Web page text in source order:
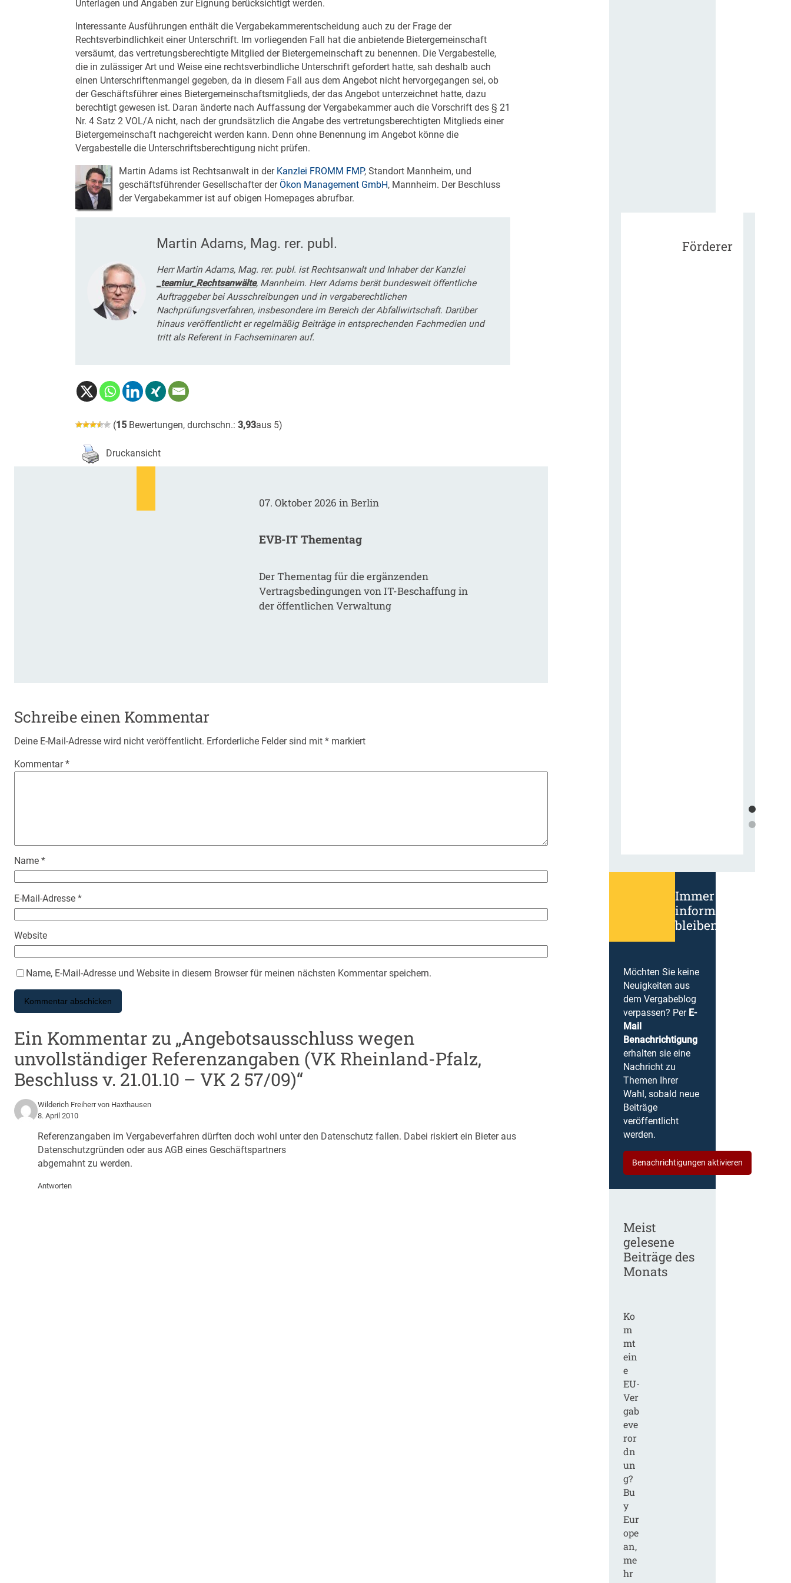
Unterlagen und Angaben zur Eignung berücksichtigt werden.
Interessante Ausführungen enthält die Vergabekammerentscheidung auch zu der Frage der
Rechtsverbindlichkeit einer Unterschrift. Im vorliegenden Fall hat die anbietende Bietergemeinschaft
versäumt, das vertretungsberechtigte Mitglied der Bietergemeinschaft zu benennen. Die Vergabestelle,
die in zulässiger Art und Weise eine rechtsverbindliche Unterschrift gefordert hatte, sah deshalb auch
einen Unterschriftenmangel gegeben, da in diesem Fall aus dem Angebot nicht hervorgegangen sei, ob
der Geschäftsführer eines Bietergemeinschaftsmitglieds, der das Angebot unterzeichnet hatte, dazu
berechtigt gewesen ist. Daran änderte nach Auffassung der Vergabekammer auch die Vorschrift des § 21
Nr. 4 Satz 2 VOL/A nicht, nach der grundsätzlich die Angabe des vertretungsberechtigten Mitglieds einer
Bietergemeinschaft nachgereicht werden kann. Denn ohne Benennung im Angebot könne die
Vergabestelle die Unterschriftsberechtigung nicht prüfen.
Martin Adams ist Rechtsanwalt in der Kanzlei FROMM FMP, Standort Mannheim, und
geschäftsführender Gesellschafter der Ökon Management GmbH, Mannheim. Der Beschluss
der Vergabekammer ist auf obigen Homepages abrufbar.
Martin Adams, Mag. rer. publ.
Herr Martin Adams, Mag. rer. publ. ist Rechtsanwalt und Inhaber der Kanzlei
_teamiur_Rechtsanwälte, Mannheim. Herr Adams berät bundesweit öffentliche
Auftraggeber bei Ausschreibungen und in vergaberechtlichen
Nachprüfungsverfahren, insbesondere im Bereich der Abfallwirtschaft. Darüber
hinaus veröffentlicht er regelmäßig Beiträge in entsprechenden Fachmedien und
tritt als Referent in Fachseminaren auf.
(15 Bewertungen, durchschn.: 3,93aus 5)
Druckansicht
07. Oktober 2026 in Berlin
EVB-IT Thementag
Der Thementag für die ergänzenden
Vertragsbedingungen von IT-Beschaffung in
der öffentlichen Verwaltung
Schreibe einen Kommentar
Deine E-Mail-Adresse wird nicht veröffentlicht. Erforderliche Felder sind mit * markiert
Kommentar*
Name *
E-Mail-Adresse *
Website
Name, E-Mail-Adresse und Website in diesem Browser für meinen nächsten Kommentar speichern.
Ein Kommentar zu „Angebotsausschluss wegen
unvollständiger Referenzangaben (VK Rheinland-Pfalz,
Beschluss v. 21.01.10 – VK 2 57/09)“
Wilderich Freiherr von Haxthausen
8. April 2010
Referenzangaben im Vergabeverfahren dürften doch wohl unter den Datenschutz fallen. Dabei riskiert ein Bieter aus
Datenschutzgründen oder aus AGB eines Geschäftspartners
abgemahnt zu werden.
Antworten
Förderer
Immer
informiert
bleiben!
Möchten Sie keine
Neuigkeiten aus
dem Vergabeblog
verpassen? Per E-
Mail
Benachrichtigung
erhalten sie eine
Nachricht zu
Themen Ihrer
Wahl, sobald neue
Beiträge
veröffentlicht
werden.
Benachrichtigungen aktivieren
Meist
gelesene
Beiträge des
Monats
Ko
m
mt
ein
e
EU-
Ver
gab
eve
ror
dn
un
g?
Bu
y
Eur
ope
an,
me
hr